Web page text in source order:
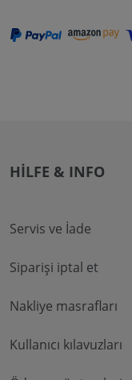
HILFE & INFO
Servis ve İade
Siparişi iptal et
Nakliye masrafları
Kullanıcı kılavuzları